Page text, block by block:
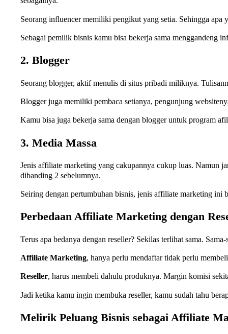
Seorang influencer memiliki pengikut yang setia. Sehingga
Sebagai pemilik bisnis kamu bisa bekerja sama menggandeng
2. Blogger
Seorang blogger, aktif menulis di situs pribadi miliknya.
Blogger juga memiliki pembaca setianya, pengunjung
Kamu bisa juga bekerja sama dengan blogger untuk program
3. Media Massa
Jenis affiliate marketing yang cakupannya cukup luas. Namun
dibanding 2 sebelumnya.
Seiring dengan pertumbuhan bisnis, jenis affiliate marketing ini
Perbedaan Affiliate Marketing dengan
Terus apa bedanya dengan reseller? Sekilas terlihat sama.
Affiliate Marketing, hanya perlu mendaftar tidak perlu
Reseller, harus membeli dahulu produknya. Margin komisi
Jadi ketika kamu ingin membuka reseller, kamu sudah tahu
Melirik Peluang Bisnis sebagai Affiliate